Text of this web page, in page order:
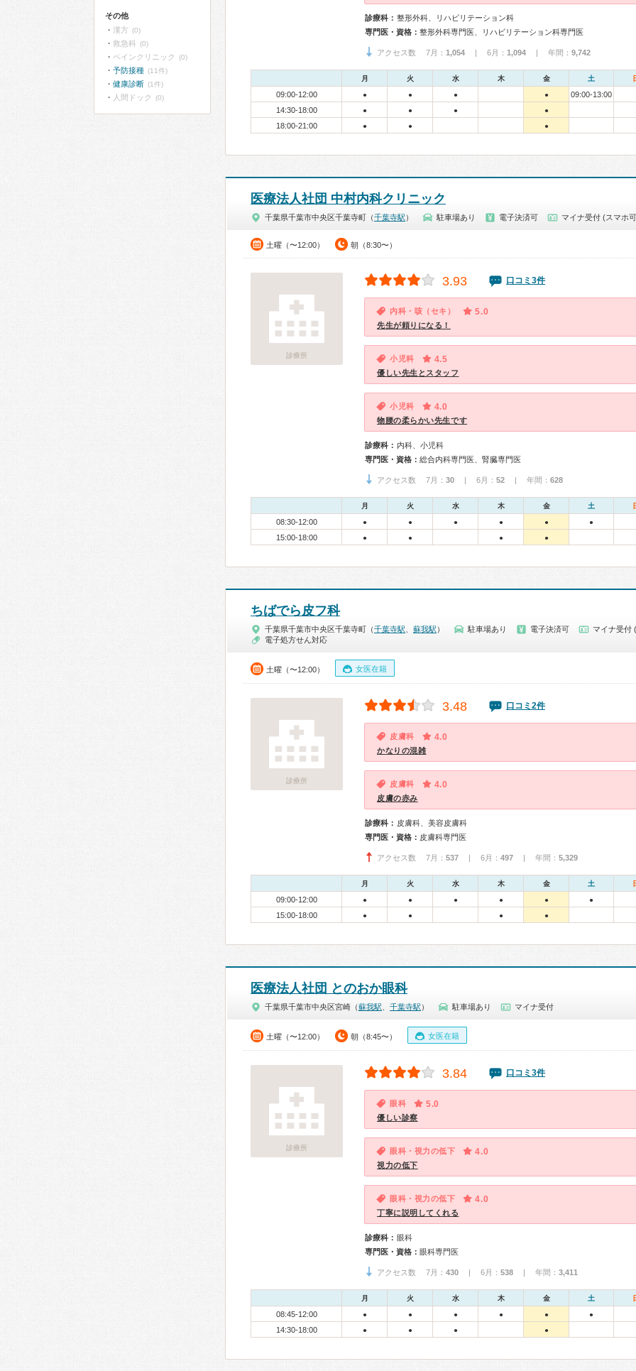
診療科： 整形外科、リハビリテーション科
専門医・資格： 整形外科専門医、リハビリテーション科専門医
アクセス数 7月： 1,054 | 6月： 1,094 | 年間： 9,742
月 火 水 木 金 土
09:00-12:00 ● ● ● ●
09:00-13:00
14:30-18:00
● ● ● ●
18:00-21:00 ● ● ●
医療法人社団 中村内科クリニック
千葉県千葉市中央区千葉寺町（千葉寺駅 ） 駐車場あり 電子決済可 マイナ受付 (スマホ
土曜（〜12:00） 朝（8:30〜）
診療所
3.93 口コミ3件
内科・咳（セキ） 5.0
先生が頼りになる！
小児科 4.5
優しい先生とスタッフ
小児科 4.0
物腰の柔らかい先生です
診療科： 内科、小児科
専門医・資格： 総合内科専門医、腎臓専門医
アクセス数 7月： 30 | 6月： 52 | 年間： 628
月 火 水 木 金 土
08:30-12:00 ● ● ● ● ● ●
15:00-18:00 ● ● ● ●
ちばでら皮フ科
千葉県千葉市中央区千葉寺町（千葉寺駅 蘇我駅 ） 駐車場あり 電子決済可
マイナ受付
電子処方せん対応
土曜（〜12:00） 女医在籍
診療所
3.48 口コミ2件
皮膚科 4.0
かなりの混雑
皮膚科 4.0
皮膚の赤み
診療科： 皮膚科、美容皮膚科
専門医・資格： 皮膚科専門医
アクセス数 7月： 537 | 6月： 497 | 年間： 5,329
月 火 水 木 金 土
09:00-12:00 ● ● ● ● ● ●
15:00-18:00 ● ● ● ●
医療法人社団 とのおか眼科
千葉県千葉市中央区宮崎（蘇我駅 千葉寺駅 ） 駐車場あり マイナ受付
土曜（〜12:00） 朝（8:45〜） 女医在籍
診療所
3.84 口コミ3件
眼科 5.0
優しい診察
眼科・視力の低下 4.0
視力の低下
眼科・視力の低下 4.0
丁寧に説明してくれる
診療科： 眼科
専門医・資格： 眼科専門医
アクセス数 7月： 430 | 6月： 538 | 年間： 3,411
月 火 水 木 金 土
08:45-12:00 ● ● ● ● ● ●
14:30-18:00 ● ● ● ●
その他
漢方 (0)
救急科 (0)
ペインクリニック (0)
予防接種 (11件)
健康診断 (1件)
人間ドック (0)